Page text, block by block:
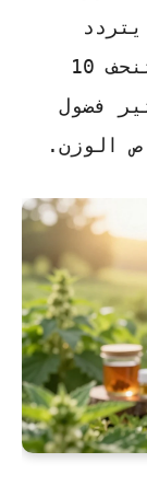
عشبة تنحف 10
فضول
الوزن.